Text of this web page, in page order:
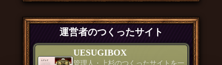
運営者のつくったサイト
UESUGIBOX
管理人・上杉のつくったサイトを一